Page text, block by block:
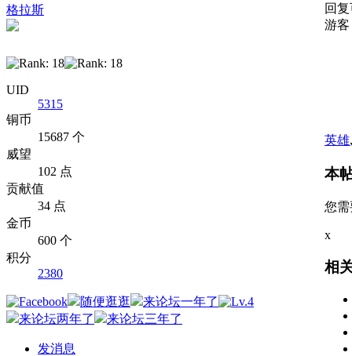
格拉斯
UID
5315
铜币
15687 个
威望
102 点
贡献值
34 点
金币
600 个
积分
2380
发消息
回
游
英雄
本
您
x
相